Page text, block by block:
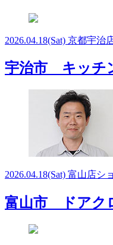
2026.04.18(Sat) 京都宇治
宇治市 キッチ
2026.04.18(Sat) 富山店シ
富山市 ドアク